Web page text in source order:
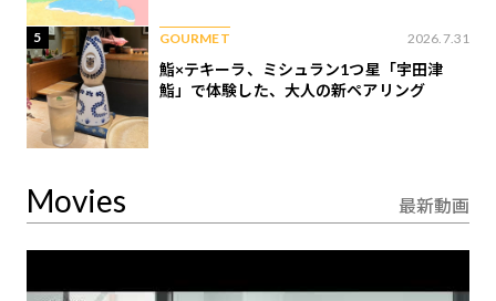
5 GOURMET 2026.7.31
鮨×テキーラ、ミシュラン1つ星「宇田津
鮨」で体験した、大人の新ペアリング
Movies 最新動画